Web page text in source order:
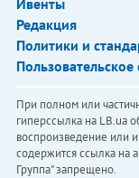
Редакция
Политики и
При полном или
гиперссылка на LB.ua
воспроизведение или
содержится ссылка на
Группа" запрещено.